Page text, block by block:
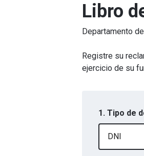
Libro
Departamento de
Registre su
ejercicio de su
1. Tipo de
DNI